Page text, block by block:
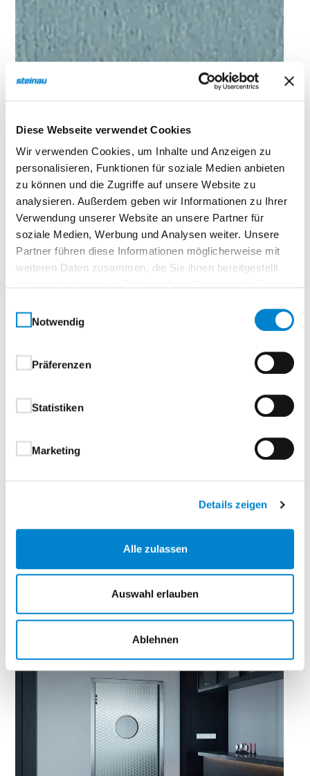
Diese Webseite verwendet Cookies
Wir verwenden Cookies, um Inhalte und Anzeigen zu
personalisieren, Funktionen für soziale Medien anbieten
zu können und die Zugriffe auf unsere Website zu
analysieren. Außerdem geben wir Informationen zu Ihrer
Verwendung unserer Website an unsere Partner für
soziale Medien, Werbung und Analysen weiter. Unsere
Partner führen diese Informationen möglicherweise mit
weiteren Daten zusammen, die Sie ihnen bereitgestellt
Notwendig
Präferenzen
Statistiken
Marketing
Details zeigen
Alle zulassen
Auswahl erlauben
Ablehnen
Edelstahl Kreismatt 1.4301